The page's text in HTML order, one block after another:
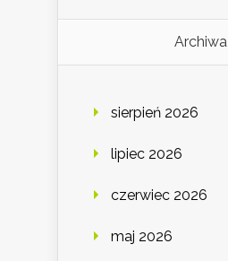
Archiwa
sierpień 2026
lipiec 2026
czerwiec 2026
maj 2026